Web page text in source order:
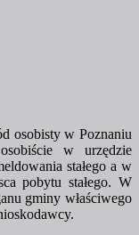
osobisty w Poznaniu
w urzędzie
stałego a w
pobytu stałego. W
gminy właściwego